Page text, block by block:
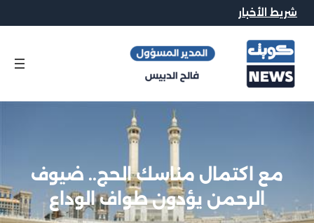
شريط الأخبار
مع اكتمال مناسك الحج.. ضيوف
الرحمن يؤدون طواف الوداع